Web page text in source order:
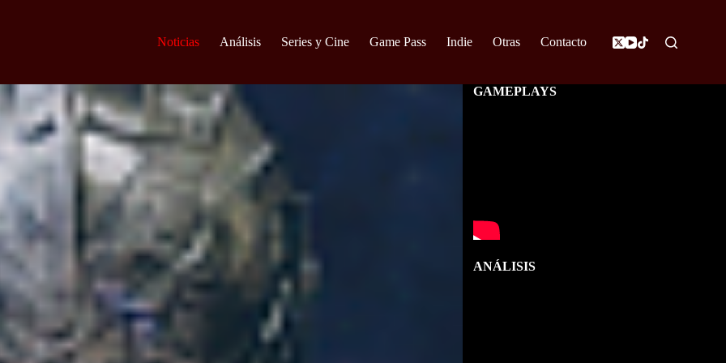
Noticias Análisis Series y Cine Game Pass Indie Otras Contacto
GAMEPLAYS
ANÁLISIS